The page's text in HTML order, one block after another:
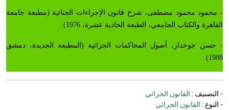
- محمود محمود مصطفى، شرح قانون الإجراءات الجنائية (مطبعة جامعة
القاهرة والكتاب الجامعي، الطبعة الحادية عشرة، 1976).
- حسن جوخدار، أصول المحاكمات الجزائية (المطبعة الجديدة، دمشق
1988).
- التصنيف : القانون الجزائي
- النوع : القانون الجزائي